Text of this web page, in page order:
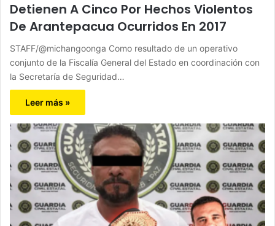
Detienen A Cinco Por Hechos Violentos
De Arantepacua Ocurridos En 2017
STAFF/@michangoonga Como resultado de un operativo
conjunto de la Fiscalía General del Estado en coordinación con
la Secretaría de Seguridad…
Leer más »